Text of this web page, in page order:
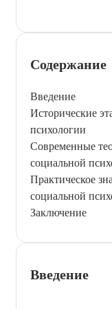
Содержание
Введение
Исторические
психологии
Современные
социальной
Практическое
социальной
Заключение
Введение